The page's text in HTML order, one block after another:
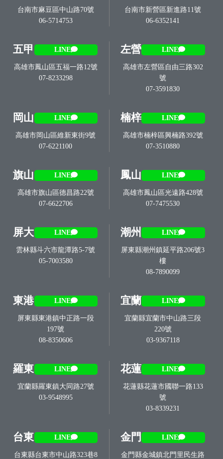
台南市麻豆區中山路70號
06-5714753
台南市新營區新進路11號
06-6352141
五甲 LINE
高雄市鳳山區五福一路12號
07-8233298
左營 LINE
高雄市左營區自由三路302
號
07-3591830
岡山 LINE
高雄市岡山區維新東街9號
07-6221100
楠梓 LINE
高雄市楠梓區興楠路392號
07-3510880
旗山 LINE
高雄市旗山區德昌路22號
07-6622706
鳳山 LINE
高雄市鳳山區光遠路428號
07-7475530
屏大 LINE
雲林縣斗六市龍潭路5-7號
05-7003580
潮州 LINE
屏東縣潮州鎮延平路206號3
樓
08-7890099
東港 LINE
屏東縣東港鎮中正路一段
197號
08-8350606
宜蘭 LINE
宜蘭縣宜蘭市中山路三段
220號
03-9367118
羅東 LINE
宜蘭縣羅東鎮大同路27號
03-9548995
花蓮 LINE
花蓮縣花蓮市國聯一路133
號
03-8339231
台東 LINE
台東縣台東市中山路323巷8
金門 LINE
金門縣金城鎮北門里民生路